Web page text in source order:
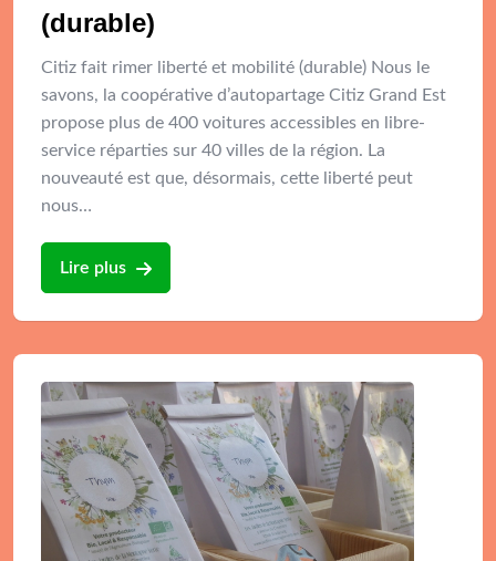
(durable)
Citiz fait rimer liberté et mobilité (durable) Nous le
savons, la coopérative d’autopartage Citiz Grand Est
propose plus de 400 voitures accessibles en libre-
service réparties sur 40 villes de la région. La
nouveauté est que, désormais, cette liberté peut
nous…
Lire plus